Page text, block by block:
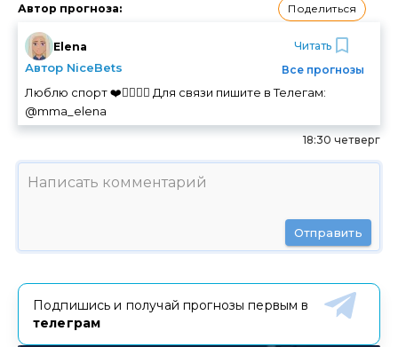
Автор прогноза: Поделиться
Elena
Автор NiceBets
Читать
Все прогнозы
Люблю спорт ❤️🏃‍♀️🚴‍♀️ Для связи пишите в Телегам:
@mma_elena
18:30 четверг
Отправить
Подпишись и получай прогнозы первым в
телеграм